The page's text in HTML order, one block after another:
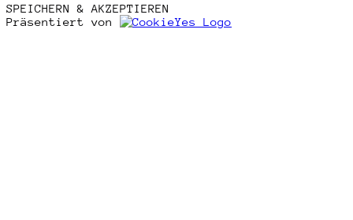
SPEICHERN & AKZEPTIEREN
Präsentiert von